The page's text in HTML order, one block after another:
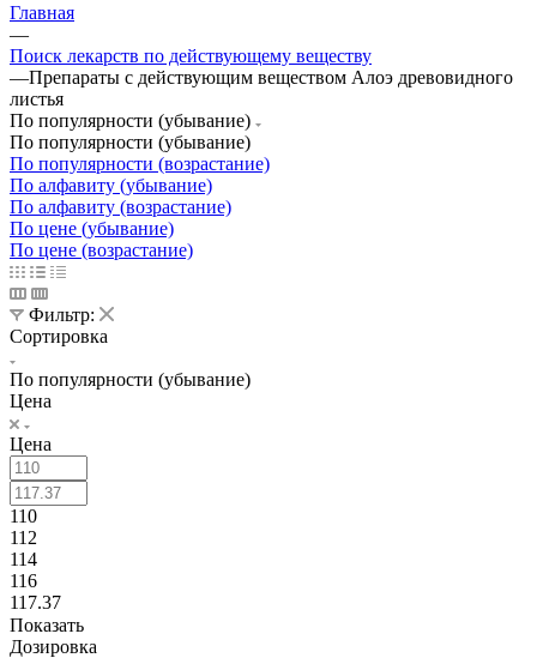
Главная
—
Поиск лекарств по действующему веществу
—Препараты с действующим веществом Алоэ древовидного
листья
По популярности (убывание)
По популярности (убывание)
По популярности (возрастание)
По алфавиту (убывание)
По алфавиту (возрастание)
По цене (убывание)
По цене (возрастание)
Фильтр:
Сортировка
По популярности (убывание)
Цена
Цена
110
112
114
116
117.37
Показать
Дозировка